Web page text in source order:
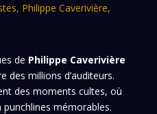
, Philippe Caverivière,
de Philippe Caverivière
des millions d’auditeurs.
des moments cultes, où
mémorables.